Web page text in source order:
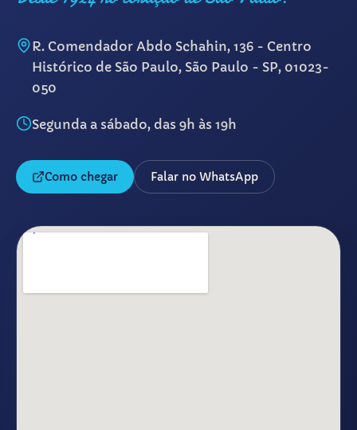
R. Comendador Abdo Schahin, 136 - Centro
Histórico de São Paulo, São Paulo - SP, 01023-
050
Segunda a sábado, das 9h às 19h
Como chegar Falar no WhatsApp